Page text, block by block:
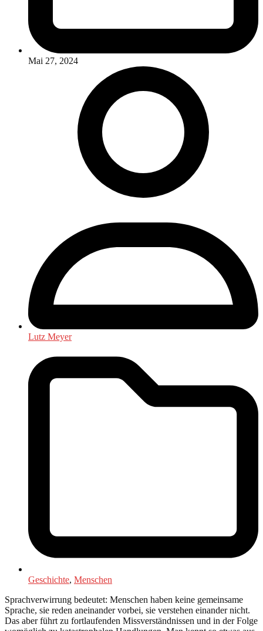
Mai 27, 2024
Lutz Meyer
Geschichte, Menschen
Sprachverwirrung bedeutet: Menschen haben keine gemeinsame
Sprache, sie reden aneinander vorbei, sie verstehen einander nicht.
Das aber führt zu fortlaufenden Missverständnissen und in der Folge